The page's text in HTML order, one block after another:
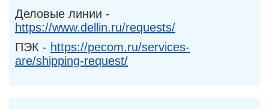
Деловые линии -
https://www.dellin.ru/requests/
ПЭК - https://pecom.ru/services-
are/shipping-request/